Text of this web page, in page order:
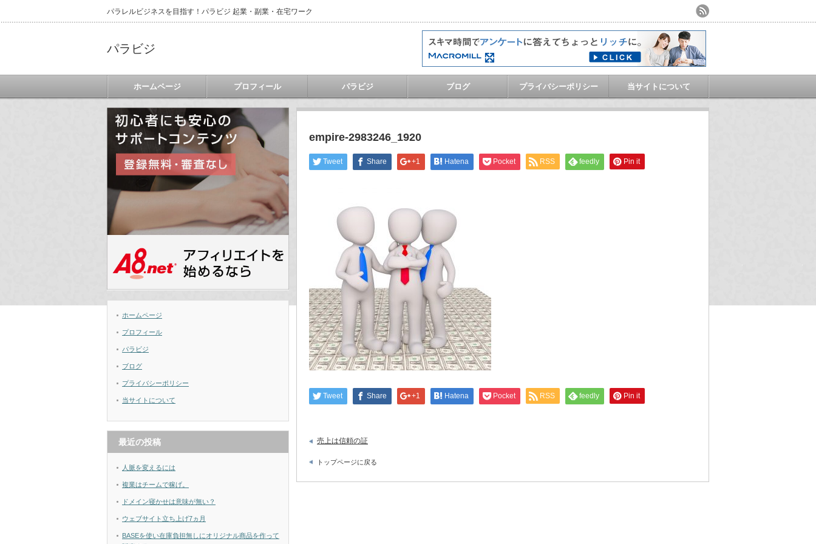
パラレルビジネスを目指す！パラビジ 起業・副業・在宅ワーク
パラビジ
ホームページ プロフィール パラビジ ブログ プライバシーポリシー 当サイトについて
empire-2983246_1920
Tweet Share +1 Hatena Pocket RSS feedly Pin it
Tweet Share +1 Hatena Pocket RSS feedly Pin it
売上は信頼の証
トップページに戻る
ホームページ
プロフィール
パラビジ
ブログ
プライバシーポリシー
当サイトについて
最近の投稿
人脈を変えるには
複業はチームで稼げ。
ドメイン寝かせは意味が無い？
ウェブサイト立ち上げ7ヵ月
BASEを使い在庫負担無しにオリジナル商品を作って